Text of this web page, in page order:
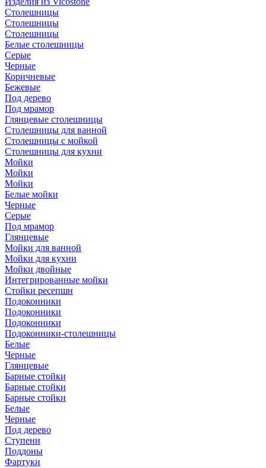
Столешницы
Столешницы
Столешницы
Белые столешницы
Серые
Черные
Коричневые
Бежевые
Под дерево
Под мрамор
Глянцевые столешницы
Столешницы для ванной
Столешницы с мойкой
Столешницы для кухни
Мойки
Мойки
Мойки
Белые мойки
Черные
Серые
Под мрамор
Глянцевые
Мойки для ванной
Мойки для кухни
Мойки двойные
Интегрированные мойки
Стойки ресепшн
Подоконники
Подоконники
Подоконники
Подоконники-столешницы
Белые
Черные
Глянцевые
Барные стойки
Барные стойки
Барные стойки
Белые
Черные
Под дерево
Ступени
Поддоны
Фартуки